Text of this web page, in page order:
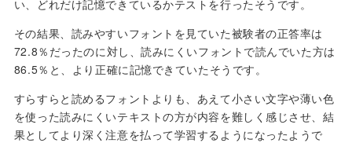
い、どれだけ記憶できているかテストを行ったそうです。
その結果、読みやすいフォントを見ていた被験者の正答率は
72.8％だったのに対し、読みにくいフォントで読んでいた方は
86.5％と、より正確に記憶できていたそうです。
すらすらと読めるフォントよりも、あえて小さい文字や薄い色
を使った読みにくいテキストの方が内容を難しく感じさせ、結
果としてより深く注意を払って学習するようになったようで